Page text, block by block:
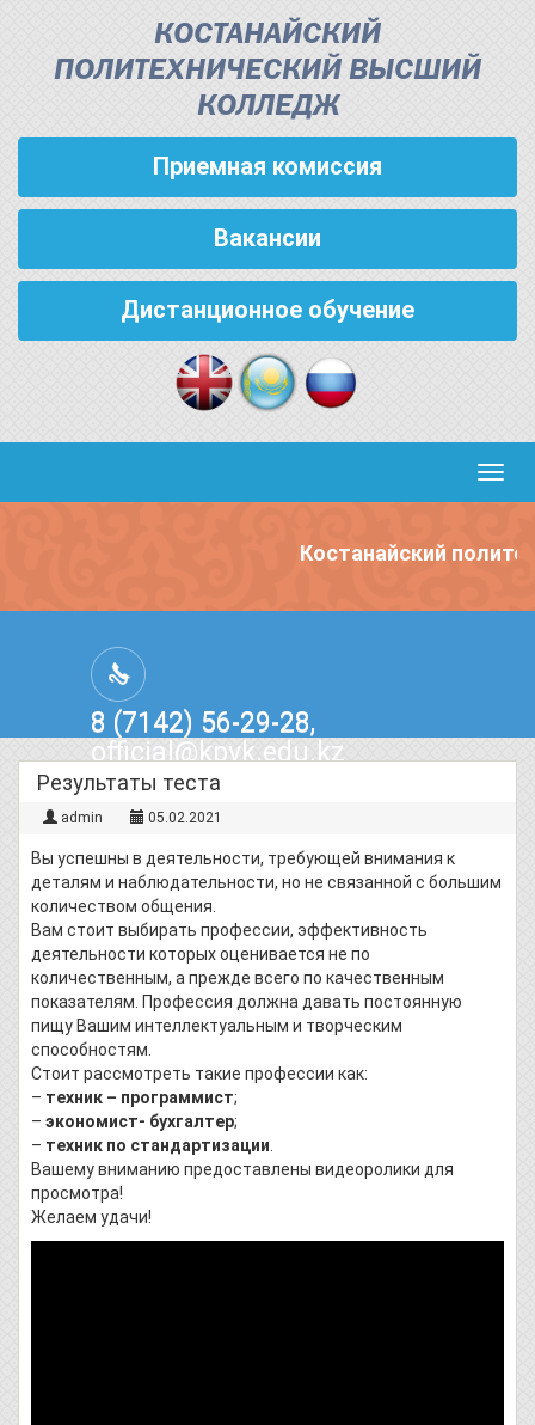
КОСТАНАЙСКИЙ
ПОЛИТЕХНИЧЕСКИЙ ВЫСШИЙ
КОЛЛЕДЖ
Приемная комиссия
Вакансии
Дистанционное обучение
Костанайский
8 (7142) 56-29-28,
official@kpvk.edu.kz
г.Костанай, Проспект Кобыланды
Батыра, 3
Результаты теста
admin 05.02.2021
Вы успешны в деятельности, требующей внимания к
деталям и наблюдательности, но не связанной с большим
количеством общения.
Вам стоит выбирать профессии, эффективность
деятельности которых оценивается не по
количественным, а прежде всего по качественным
показателям. Профессия должна давать постоянную
пищу Вашим интеллектуальным и творческим
способностям.
Стоит рассмотреть такие профессии как:
– техник – программист;
– экономист- бухгалтер;
– техник по стандартизации
Вашему вниманию предоставлены видеоролики для
просмотра!
Желаем удачи!